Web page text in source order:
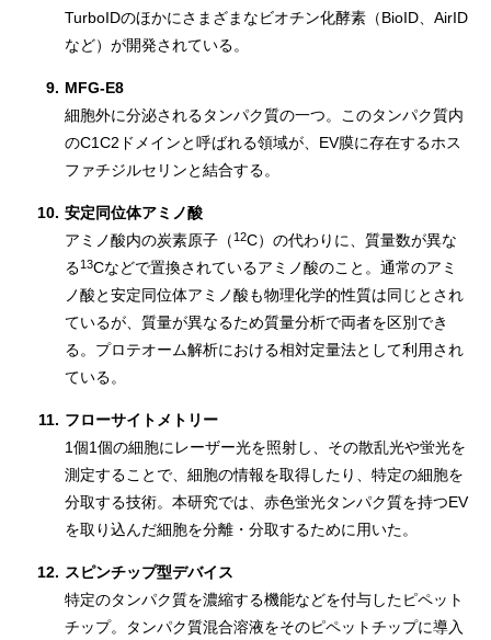
TurboIDのほかにさまざまなビオチン化酵素（BioID、AirID
など）が開発されている。
9. MFG-E8
細胞外に分泌されるタンパク質の一つ。このタンパク質内
のC1C2ドメインと呼ばれる領域が、EV膜に存在するホス
ファチジルセリンと結合する。
10. 安定同位体アミノ酸
アミノ酸内の炭素原子（12C）の代わりに、質量数が異な
る13Cなどで置換されているアミノ酸のこと。通常のアミ
ノ酸と安定同位体アミノ酸も物理化学的性質は同じとされ
ているが、質量が異なるため質量分析で両者を区別でき
る。プロテオーム解析における相対定量法として利用され
ている。
11. フローサイトメトリー
1個1個の細胞にレーザー光を照射し、その散乱光や蛍光を
測定することで、細胞の情報を取得したり、特定の細胞を
分取する技術。本研究では、赤色蛍光タンパク質を持つEV
を取り込んだ細胞を分離・分取するために用いた。
12. スピンチップ型デバイス
特定のタンパク質を濃縮する機能などを付与したピペット
チップ。タンパク質混合溶液をそのピペットチップに導入